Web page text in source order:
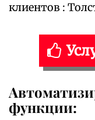
клиентов :
функции: